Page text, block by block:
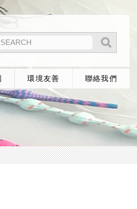
環境友善 聯絡我們